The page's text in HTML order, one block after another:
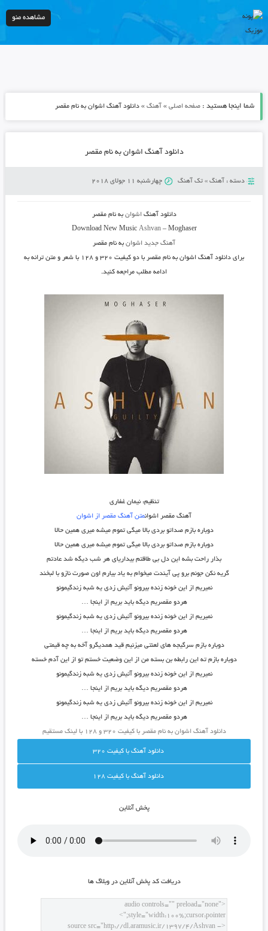
مشاهده منو
شما اینجا هستید : صفحه اصلی» آهنگ» دانلود آهنگ اشوان به نام مقصر
دانلود آهنگ اشوان به نام مقصر
دسته : آهنگ» تک آهنگ چهارشنبه 11 جولای 2018
دانلود آهنگاشوان به ناممقصر
Download New Music Ashvan– Moghaser
آهنگ جدید اشوانبه نام مقصر
برای دانلود آهنگ اشوان به نام مقصر
با دو کیفیت ۳۲۰ و ۱۲۸ با شعر و متن ترانه به
ادامه مطلب مراجعه کنید.
تنظیم: نیمان غفاری
آهنگ مقصر اشوانمتن آهنگ مقصر از اشوان
دوباره بازم صداتو بردی بالا میگی تموم میشه میری همین حالا
دوباره بازم صداتو بردی بالا میگی تموم میشه میری همین حالا
بذار راحت بشه این دل بی طاقتم بیداریای هر شب دیگه شد عادتم
گریه نکن جونم برو پی آیندت میخوام به یاد بیارم اون صورت نازو با لبخند
نمیریم از این خونه زنده بیرونو آتیش زدی یه شبه زندگیمونو
هردو مقصریم دیگه باید بریم از اینجا …
نمیریم از این خونه زنده بیرونو آتیش زدی یه شبه زندگیمونو
هردو مقصریم دیگه باید بریم از اینجا …
دوباره بازم سرگیجه های لعنتی میزنیم قید همدیگرو آخه به چه قیمتی
دوباره بازم ته این رابطه بن بسته من از این وضعیت خستم تو از این آدم خسته
نمیریم از این خونه زنده بیرونو آتیش زدی یه شبه زندگیمونو
هردو مقصریم دیگه باید بریم از اینجا …
نمیریم از این خونه زنده بیرونو آتیش زدی یه شبه زندگیمونو
هردو مقصریم دیگه باید بریم از اینجا …
دانلود آهنگ اشوان به نام مقصر با کیفیت ۳۲۰ و ۱۲۸ با لینک مستقیم
دانلود آهنگ با کيفيت 320
دانلود آهنگ با کيفيت 128
پخش آنلاين
دريافت کد پخش آنلاين در وبلاگ ها